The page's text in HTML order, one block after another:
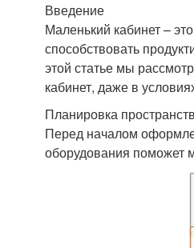
Введение
Маленький кабинет –
способствовать
этой статье мы
кабинет, даже в
Планировка
Перед началом
оборудования поможет